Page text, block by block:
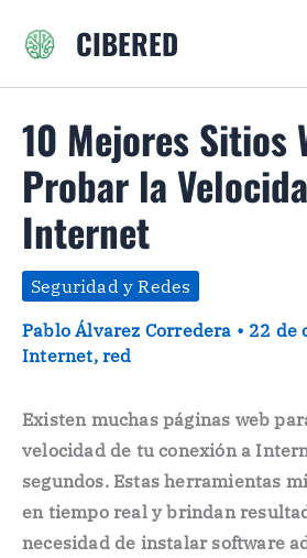
CIBERED
10 Mejores Sitios
Probar la
Internet
Seguridad y Redes
Pablo Álvarez Corredera • 22 de
Internet,red
Existen muchas páginas web
velocidad de tu conexión a
segundos. Estas herramientas
en tiempo real y brindan
necesidad de instalar software